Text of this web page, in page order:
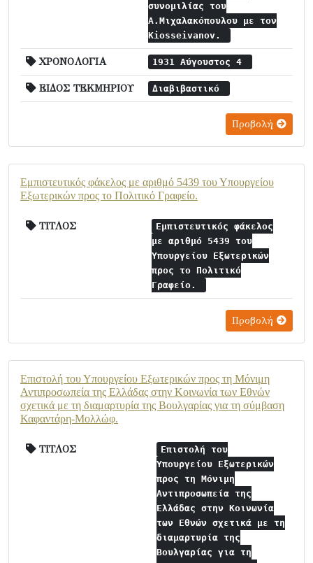
συνομιλίας του
Α.Μιχαλακόπουλου με τον
Kiosseivanov.
ΧΡΟΝΟΛΟΓΙΑ 1931 Αύγουστος 4
ΕΙΔΟΣ ΤΕΚΜΗΡΙΟΥ Διαβιβαστικό
Προβολή
Εμπιστευτικός φάκελος με αριθμό 5439 του Υπουργείου
Εξωτερικών προς το Πολιτικό Γραφείο.
ΤΙΤΛΟΣ
Εμπιστευτικός φάκελος
με αριθμό 5439 του
Υπουργείου Εξωτερικών
προς το Πολιτικό
Γραφείο.
Προβολή
Επιστολή του Υπουργείου Εξωτερικών προς τη Μόνιμη
Αντιπροσωπεία της Ελλάδας στην Κοινωνία των Εθνών
σχετικά με τη διαμαρτυρία της Βουλγαρίας για τη σύμβαση
Καφαντάρη-Μολλώφ.
ΤΙΤΛΟΣ
Επιστολή του
Υπουργείου Εξωτερικών
προς τη Μόνιμη
Αντιπροσωπεία της
Ελλάδας στην Κοινωνία
των Εθνών σχετικά με τη
διαμαρτυρία της
Βουλγαρίας για τη